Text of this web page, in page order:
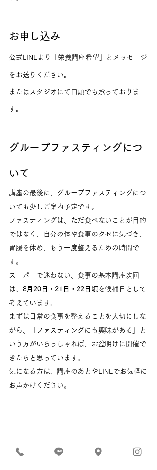
お申し込み
公式LINEより「栄養講座希望」とメッセージ
をお送りください。
またはスタジオにて口頭でも承っておりま
す。
グループファスティングにつ
いて
講座の最後に、グループファスティングにつ
いても少しご案内予定です。
ファスティングは、ただ食べないことが目的
ではなく、自分の体や食事のクセに気づき、
胃腸を休め、もう一度整えるための時間で
す。
スーパーで迷わない、食事の基本講座次回
は、 8月20日・21日・22日頃 を候補日として
考えています。
まずは日常の食事を整えることを大切にしな
がら、「ファスティングにも興味がある」と
いう方がいらっしゃれば、お盆明けに開催で
きたらと思っています。
気になる方は、講座のあとやLINEでお気軽に
お声かけください。